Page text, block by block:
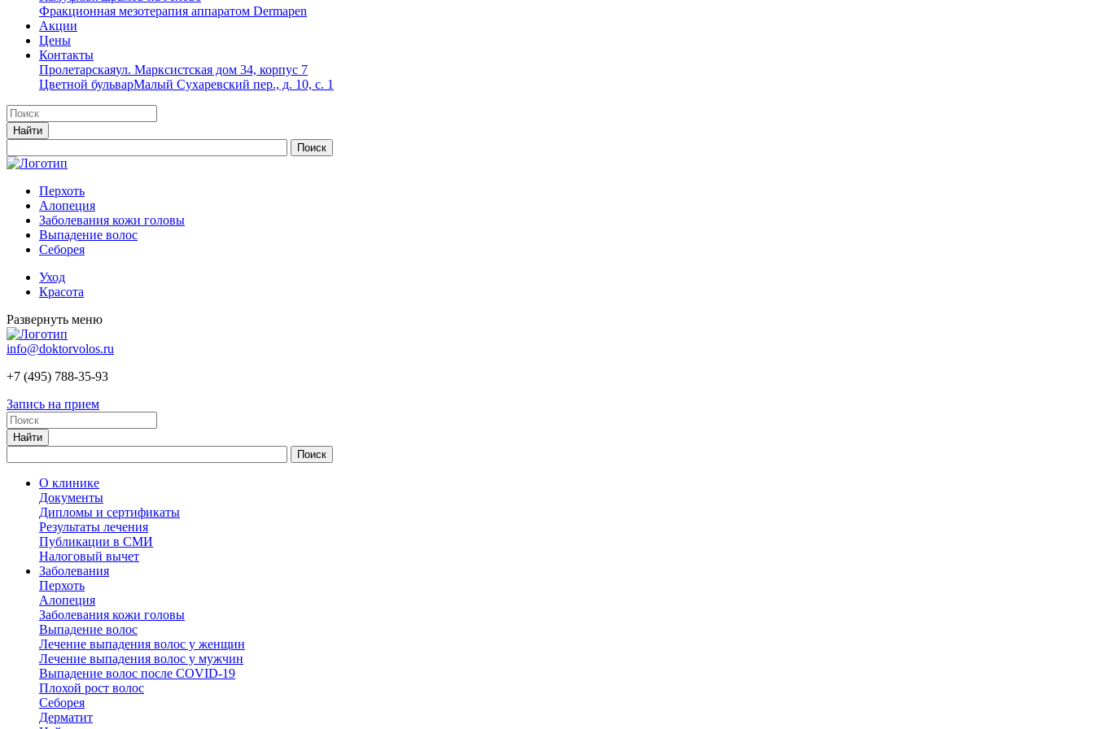
Фракционная мезотерапия аппаратом Dermapen
Акции
Цены
Контакты
Пролетарскаяул. Марксистская дом 34, корпус 7
Цветной бульварМалый Сухаревский пер., д. 10, с. 1
Перхоть
Алопеция
Заболевания кожи головы
Выпадение волос
Cеборея
Уход
Красота
Развернуть меню
info@doktorvolos.ru
+7 (495) 788-35-93
Запись на прием
О клинике
Документы
Дипломы и сертификаты
Результаты лечения
Публикации в СМИ
Налоговый вычет
Заболевания
Перхоть
Алопеция
Заболевания кожи головы
Выпадение волос
Лечение выпадения волос у женщин
Лечение выпадения волос у мужчин
Выпадение волос после COVID-19
Плохой рост волос
Cеборея
Дерматит